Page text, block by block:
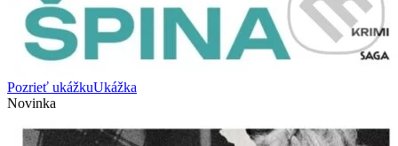
Pozrieť ukážkuUkážka
Novinka